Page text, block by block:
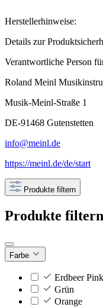
Herstellerhinweise:
Details zur
Verantwortliche Person
Roland Meinl
Musik-Meinl-Straße 1
DE-91468 Gutenstetten
info@meinl.de
https://meinl.de/de/start
Produkte filtern
Produkte filtern
Farbe
Erdbeer Pink
Grün
Orange